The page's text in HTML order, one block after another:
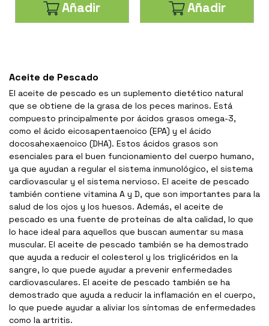
Añadir
Añadir
Aceite de Pescado
El aceite de pescado es un suplemento dietético natural
que se obtiene de la grasa de los peces marinos. Está
compuesto principalmente por ácidos grasos omega-3,
como el ácido eicosapentaenoico (EPA) y el ácido
docosahexaenoico (DHA). Estos ácidos grasos son
esenciales para el buen funcionamiento del cuerpo humano,
ya que ayudan a regular el sistema inmunológico, el sistema
cardiovascular y el sistema nervioso. El aceite de pescado
también contiene vitamina A y D, que son importantes para la
salud de los ojos y los huesos. Además, el aceite de
pescado es una fuente de proteínas de alta calidad, lo que
lo hace ideal para aquellos que buscan aumentar su masa
muscular. El aceite de pescado también se ha demostrado
que ayuda a reducir el colesterol y los triglicéridos en la
sangre, lo que puede ayudar a prevenir enfermedades
cardiovasculares. El aceite de pescado también se ha
demostrado que ayuda a reducir la inflamación en el cuerpo,
lo que puede ayudar a aliviar los síntomas de enfermedades
como la artritis.